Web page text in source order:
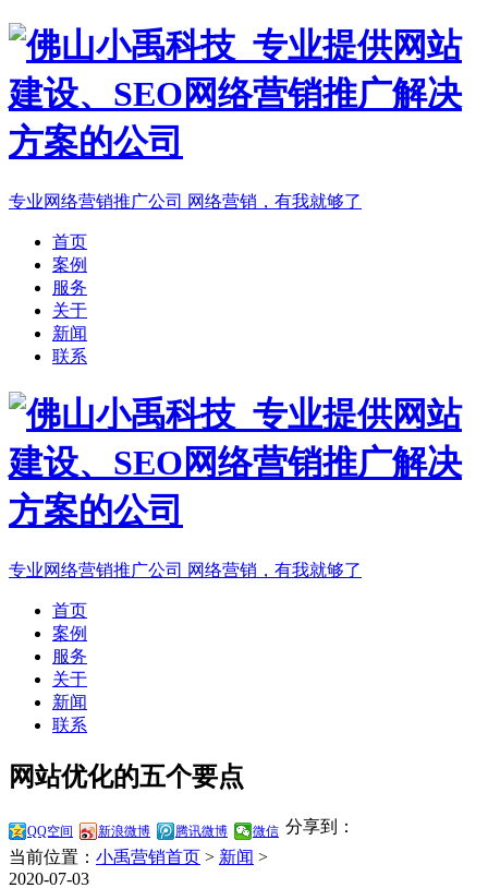
专业网络营销推广公司 网络营销，有我就够了
首页
案例
服务
关于
新闻
联系
专业网络营销推广公司 网络营销，有我就够了
首页
案例
服务
关于
新闻
联系
网站优化的五个要点
分享到：
QQ空间 新浪微博 腾讯微博 微信
当前位置： 小禹营销首页 > 新闻 >
2020-07-03